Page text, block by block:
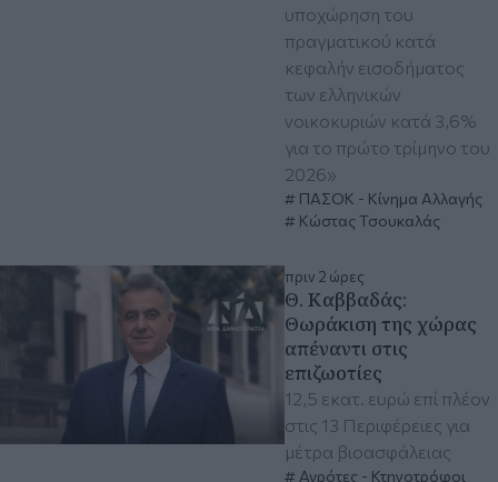
υποχώρηση του
πραγματικού κατά
κεφαλήν εισοδήματος
των ελληνικών
νοικοκυριών κατά 3,6%
για το πρώτο τρίμηνο του
2026»
ΠΑΣΟΚ - Κίνημα Αλλαγής
Κώστας Τσουκαλάς
πριν 2 ώρες
Θ. Καββαδάς:
Θωράκιση της χώρας
απέναντι στις
επιζωοτίες
12,5 εκατ. ευρώ επί πλέον
στις 13 Περιφέρειες για
μέτρα βιοασφάλειας
Αγρότες - Κτηνοτρόφοι